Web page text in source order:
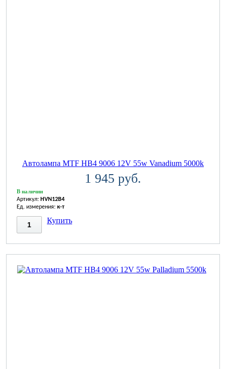
Автолампа MTF HB4 9006 12V 55w Vanadium 5000k
1 945 руб.
В наличии
Артикул: HVN12B4
Ед. измерения: к-т
Купить